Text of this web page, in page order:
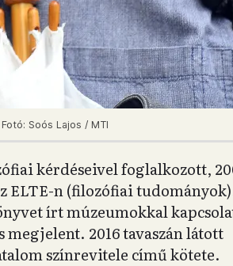
Soós Lajos / MTI
kérdéseivel foglalkozott,
ELTE-n (filozófiai
írt múzeumokkal
2016 tavaszán látott
színrevitele című kötete.